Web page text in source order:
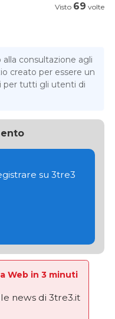
Visto 69 volte
consultazione agli
creato per essere un
per tutti gli utenti di
su 3tre3
Web in 3 minuti
news di 3tre3.it